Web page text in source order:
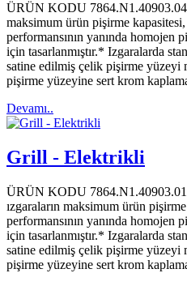
ÜRÜN KODU
maksimum ürün pişirme
performansının yanında homojen
için tasarlanmıştır.* Izgaralarda
satine edilmiş çelik pişirme yüzeyi
pişirme yüzeyine sert krom
Devamı..
Grill - Elektrikli
ÜRÜN KODU
ızgaraların maksimum ürün
performansının yanında homojen
için tasarlanmıştır.* Izgaralarda
satine edilmiş çelik pişirme yüzeyi
pişirme yüzeyine sert krom